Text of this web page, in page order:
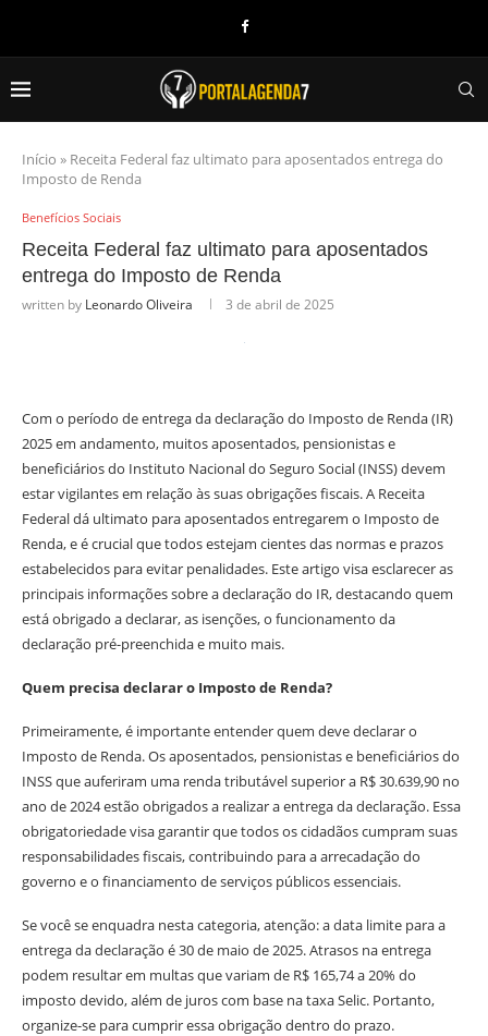
Início » Receita Federal faz ultimato para aposentados entrega do
Imposto de Renda
Benefícios Sociais
Receita Federal faz ultimato para aposentados
entrega do Imposto de Renda
written by Leonardo Oliveira 3 de abril de 2025
Com o período de entrega da declaração do Imposto de Renda (IR)
2025 em andamento, muitos aposentados, pensionistas e
beneficiários do Instituto Nacional do Seguro Social (INSS) devem
estar vigilantes em relação às suas obrigações fiscais. A Receita
Federal dá ultimato para aposentados entregarem o Imposto de
Renda, e é crucial que todos estejam cientes das normas e prazos
estabelecidos para evitar penalidades. Este artigo visa esclarecer as
principais informações sobre a declaração do IR, destacando quem
está obrigado a declarar, as isenções, o funcionamento da
declaração pré-preenchida e muito mais.
Quem precisa declarar o Imposto de Renda?
Primeiramente, é importante entender quem deve declarar o
Imposto de Renda. Os aposentados, pensionistas e beneficiários do
INSS que auferiram uma renda tributável superior a R$ 30.639,90 no
ano de 2024 estão obrigados a realizar a entrega da declaração. Essa
obrigatoriedade visa garantir que todos os cidadãos cumpram suas
responsabilidades fiscais, contribuindo para a arrecadação do
governo e o financiamento de serviços públicos essenciais.
Se você se enquadra nesta categoria, atenção: a data limite para a
entrega da declaração é 30 de maio de 2025. Atrasos na entrega
podem resultar em multas que variam de R$ 165,74 a 20% do
imposto devido, além de juros com base na taxa Selic. Portanto,
organize-se para cumprir essa obrigação dentro do prazo.